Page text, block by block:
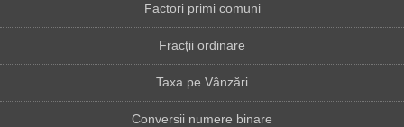
Factori primi comuni
Fracții ordinare
Taxa pe Vânzări
Conversii numere binare